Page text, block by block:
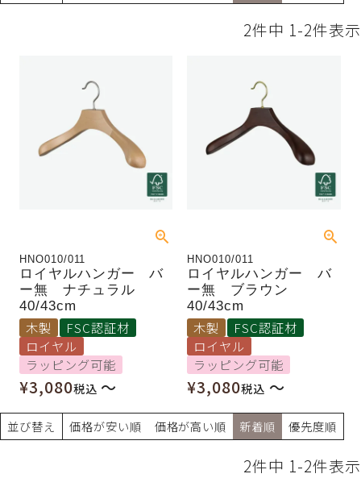
2件中 1-2件表示
HNO010/011
ロイヤルハンガー バ
ー無 ナチュラル
40/43cm
木製
FSC認証材
ロイヤル
ラッピング可能
¥3,080税込 〜
HNO010/011
ロイヤルハンガー バ
ー無 ブラウン
40/43cm
木製
FSC認証材
ロイヤル
ラッピング可能
¥3,080税込 〜
並び替え 価格が安い順 価格が高い順 新着順 優先度順
2件中 1-2件表示